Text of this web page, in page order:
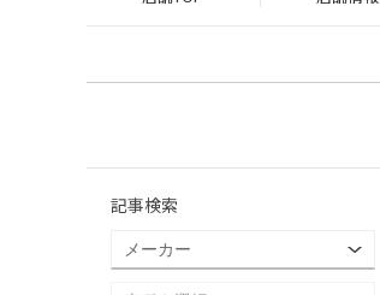
記事検索